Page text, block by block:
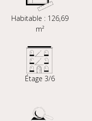
Habitable : 126,69
m²
Étage 3/6